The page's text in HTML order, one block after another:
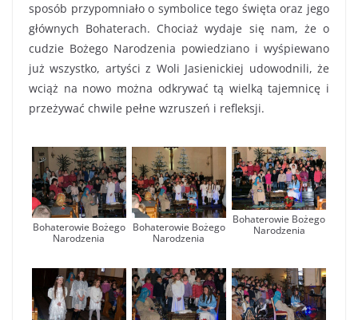
sposób przypomniało o symbolice tego święta oraz jego
głównych Bohaterach. Chociaż wydaje się nam, że o
cudzie Bożego Narodzenia powiedziano i wyśpiewano
już wszystko, artyści z Woli Jasienickiej udowodnili, że
wciąż na nowo można odkrywać tą wielką tajemnicę i
przeżywać chwile pełne wzruszeń i refleksji.
Bohaterowie Bożego
Narodzenia
Bohaterowie Bożego
Narodzenia
Bohaterowie Bożego
Narodzenia